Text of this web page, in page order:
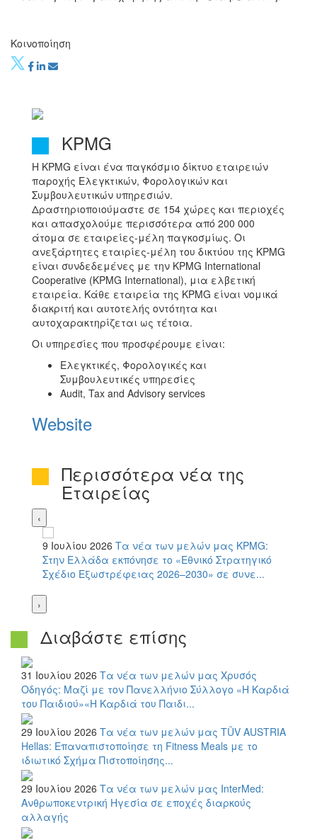
Κοινοποίηση
KPMG
Η KPMG είναι ένα παγκόσμιο δίκτυο εταιρειών
παροχής Ελεγκτικών, Φορολογικών και
Συμβουλευτικών υπηρεσιών.
Δραστηριοποιούμαστε σε 154 χώρες και περιοχές
και απασχολούμε περισσότερα από 200 000
άτομα σε εταιρείες-μέλη παγκοσμίως. Οι
ανεξάρτητες εταιρίες-μέλη του δικτύου της KPMG
είναι συνδεδεμένες με την KPMG International
Cooperative (KPMG International), μια ελβετική
εταιρεία. Κάθε εταιρεία της KPMG είναι νομικά
διακριτή και αυτοτελής οντότητα και
αυτοχαρακτηρίζεται ως τέτοια.
Οι υπηρεσίες που προσφέρουμε είναι:
Ελεγκτικές, Φορολογικές και
Συμβουλευτικές υπηρεσίες
Audit, Tax and Advisory services
Website
Περισσότερα νέα της
Εταιρείας
‹
9 Ιουλίου 2026 Τα νέα των μελών μας KPMG:
Στην Ελλάδα εκπόνησε το «Εθνικό Στρατηγικό
Σχέδιο Εξωστρέφειας 2026–2030» σε συνε...
›
Διαβάστε επίσης
31 Ιουλίου 2026 Τα νέα των μελών μας Χρυσός
Οδηγός: Μαζί με τον Πανελλήνιο Σύλλογο «Η Καρδιά
του Παιδιού»«Η Καρδιά του Παιδι...
29 Ιουλίου 2026 Τα νέα των μελών μας TÜV AUSTRIA
Hellas: Επαναπιστοποίησε τη Fitness Meals με το
ιδιωτικό Σχήμα Πιστοποίησης...
29 Ιουλίου 2026 Τα νέα των μελών μας InterMed:
Ανθρωποκεντρική Ηγεσία σε εποχές διαρκούς
αλλαγής